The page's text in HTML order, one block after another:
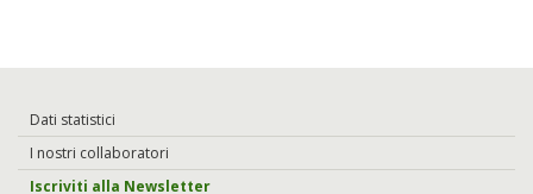
Dati statistici
I nostri collaboratori
Iscriviti alla Newsletter